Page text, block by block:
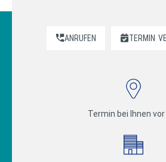
ANRUFEN TERMIN
Termin bei Ihnen